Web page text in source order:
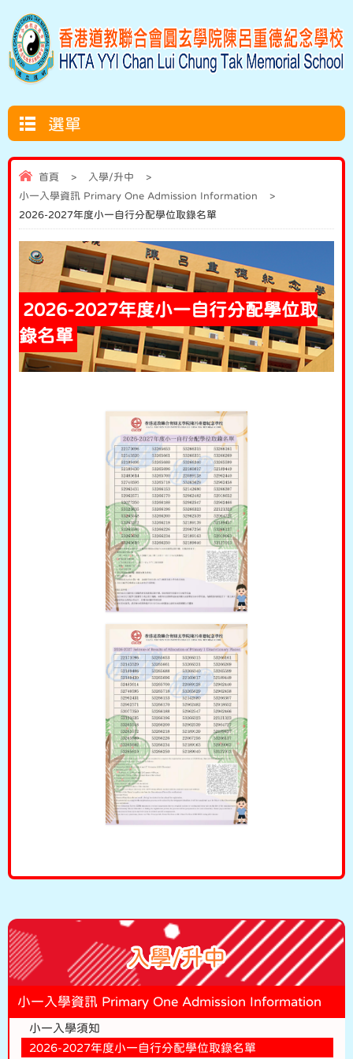
選單
首頁 > 入學/升中
>
小一入學資訊 Primary One Admission Information
>
2026-2027年度小一自行分配學位取錄名單
2026-2027年度小一自行分配學位取
錄名單
入學/升中
小一入學資訊 Primary One Admission Information
小一入學須知
2026-2027年度小一自行分配學位取錄名單